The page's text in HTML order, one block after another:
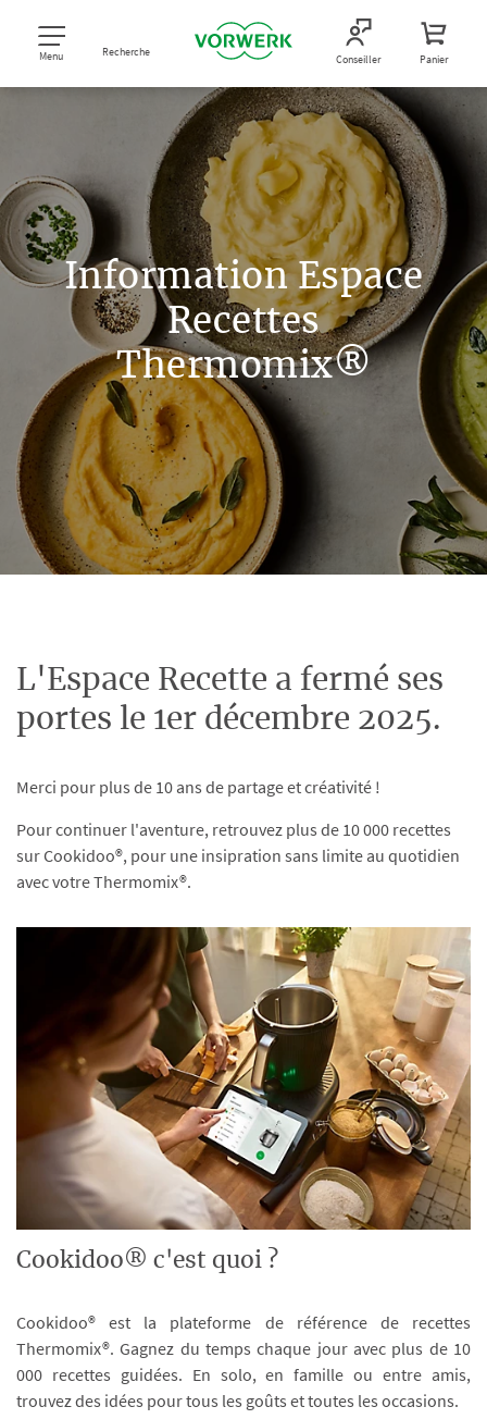
Menu Recherche Conseiller Panier
Information Espace
Recettes
Thermomix®
L'Espace Recette a fermé ses
portes le 1er décembre 2025.
Merci pour plus de 10 ans de partage et créativité !
Pour continuer l'aventure, retrouvez plus de 10 000 recettes
sur Cookidoo®, pour une insipration sans limite au quotidien
avec votre Thermomix®.
Cookidoo® c'est quoi ?
Cookidoo® est la plateforme de référence de recettes
Thermomix®. Gagnez du temps chaque jour avec plus de 10
000 recettes guidées. En solo, en famille ou entre amis,
trouvez des idées pour tous les goûts et toutes les occasions.